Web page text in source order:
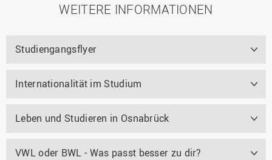
WEITERE INFORMATIONEN
Studiengangsflyer
Internationalität im Studium
Leben und Studieren in Osnabrück
VWL oder BWL - Was passt besser zu dir?